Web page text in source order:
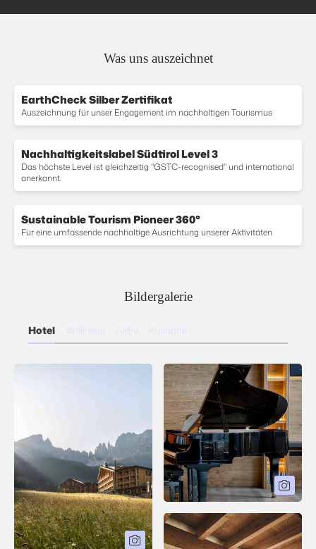
Was uns auszeichnet
EarthCheck Silber Zertifikat
Auszeichnung für unser Engagement im nachhaltigen Tourismus
Nachhaltigkeitslabel Südtirol Level 3
Das höchste Level ist gleichzeitig "GSTC-recognised" und international
anerkannt.
Sustainable Tourism Pioneer 360°
Für eine umfassende nachhaltige Ausrichtung unserer Aktivitäten
Bildergalerie
Hotel